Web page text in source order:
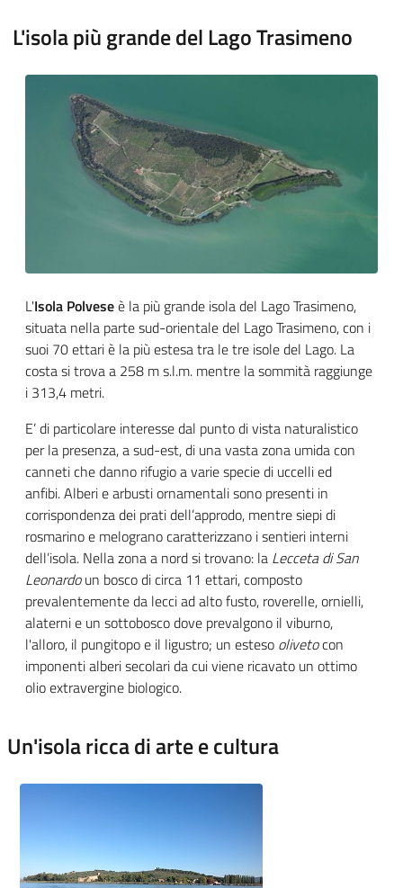
L'isola più grande del Lago Trasimeno
L'Isola Polveseè la più grande isola del Lago Trasimeno,
situata nella parte sud-orientale del Lago Trasimeno, con i
suoi 70 ettari è la più estesa tra le tre isole del Lago. La
costa si trova a 258 m s.l.m. mentre la sommità raggiunge
i 313,4 metri.
E’di particolare interesse dal punto di vista naturalistico
per la presenza, a sud-est, di una vasta zona umida con
canneti che danno rifugio a varie specie di uccelli ed
anfibi.Alberi e arbusti ornamentali sono presenti in
corrispondenza dei prati dell’approdo, mentre siepi di
rosmarino e melograno caratterizzano i sentieri interni
dell’isola. Nella zona a nord si trovano: la Lecceta di San
Leonardoun bosco di circa 11 ettari, composto
prevalentemente da lecci ad alto fusto, roverelle, ornielli,
alaterni e un sottobosco dove prevalgono il viburno,
l'alloro, il pungitopo e il ligustro; un esteso olivetocon
imponenti alberi secolari da cui viene ricavato un ottimo
olio extravergine biologico.
Un'isola ricca di arte e cultura